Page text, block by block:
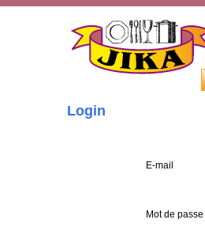
Login
E-mail
Mot de passe